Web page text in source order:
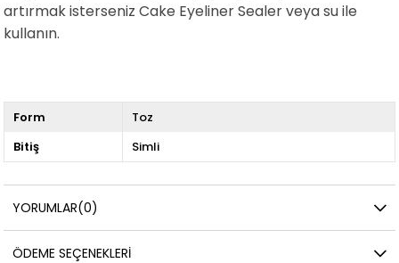
artırmak isterseniz Cake Eyeliner Sealer veya su ile
kullanın.
Form
Toz
Bitiş
Simli
YORUMLAR(0)
ÖDEME SEÇENEKLERI